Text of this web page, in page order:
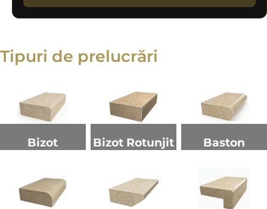
Tipuri de prelucrări
Bizot Bizot Rotunjit Baston